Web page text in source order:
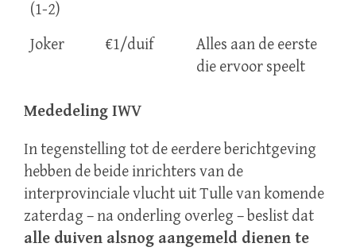
(1-2)
Joker €1/duif
Alles aan de eerste
die ervoor speelt
Mededeling IWV
In tegenstelling tot de eerdere berichtgeving
hebben de beide inrichters van de
interprovinciale vlucht uit Tulle van komende
zaterdag – na onderling overleg – beslist dat
alle duiven alsnog aangemeld dienen te